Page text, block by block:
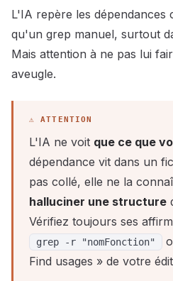
L'IA repère les dépendances
qu'un grep manuel, surtout
Mais attention à ne pas lui
aveugle.
L'IA ne voit que ce que
dépendance vit dans un
pas collé, elle ne la
halluciner une structure
Vérifiez toujours ses
grep -r "nomFonction"
Find usages » de votre